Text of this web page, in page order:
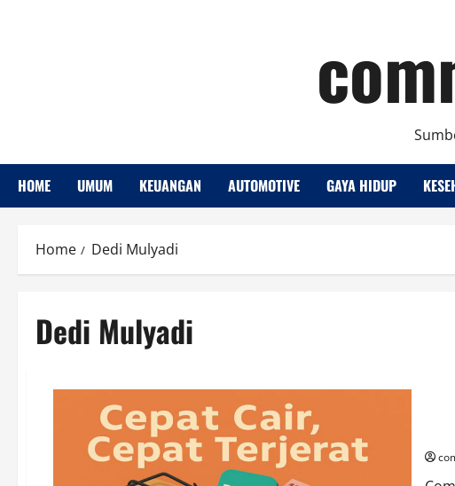
HOME UMUM KEUANGAN AUTOMOTIVE GAYA HIDUP
Home Dedi Mulyadi
Dedi Mulyadi